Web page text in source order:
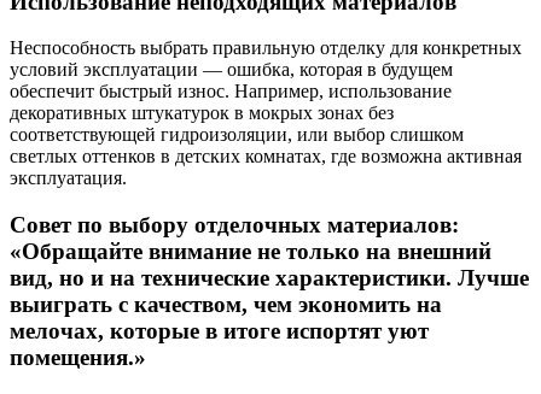
Неспособность выбрать правильную отделку для конкретных
условий эксплуатации — ошибка, которая в будущем
обеспечит быстрый износ. Например, использование
декоративных штукатурок в мокрых зонах без
соответствующей гидроизоляции, или выбор слишком
светлых оттенков в детских комнатах, где возможна активная
эксплуатация.
Совет по выбору отделочных материалов:
«Обращайте внимание не только на внешний
вид, но и на технические характеристики. Лучше
выиграть с качеством, чем экономить на
мелочах, которые в итоге испортят уют
помещения.»